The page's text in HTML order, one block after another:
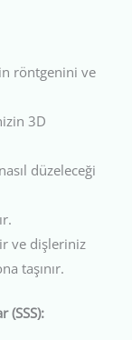
röntgenini ve
3D
düzeleceği
ve dişleriniz
taşınır.
(SSS):